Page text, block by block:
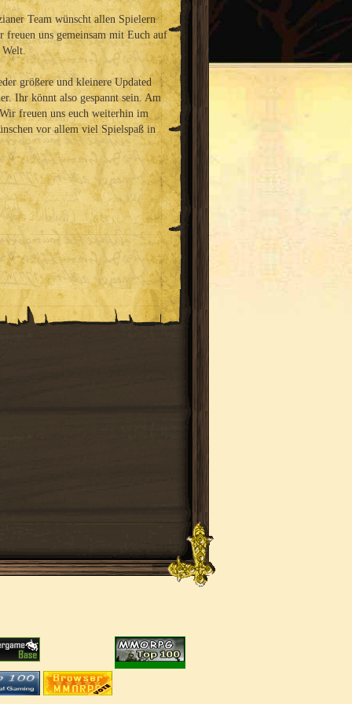
Team wünscht allen Spielern
freuen uns gemeinsam mit Euch auf
Welt.
größere und kleinere Updated
Ihr könnt also gespannt sein. Am
freuen uns euch weiterhin im
vor allem viel Spielspaß in